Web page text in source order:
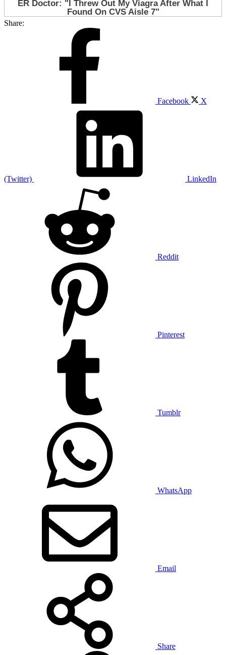
Share:
Facebook X
(Twitter) LinkedIn
Reddit
Pinterest
Tumblr
WhatsApp
Email
Share